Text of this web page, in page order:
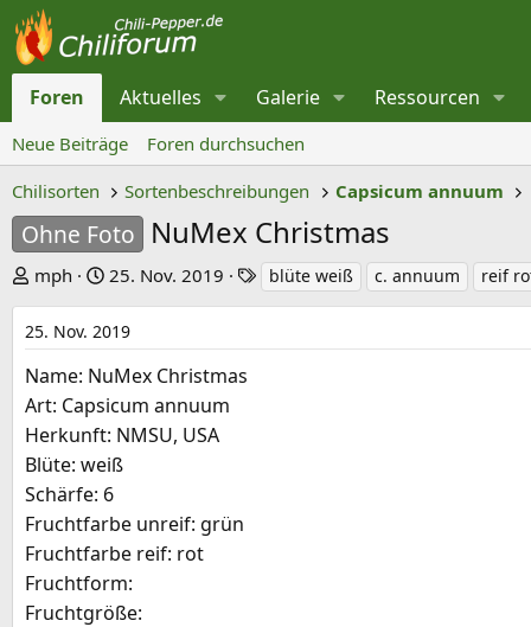
Foren Aktuelles Galerie Ressourcen
Neue Beiträge
Foren durchsuchen
Chilisorten
Sortenbeschreibungen Capsicum annuum
Ohne Foto NuMex Christmas
E
r
s
e
l
l
e
r
mph
E
r
s
e
l
l
t
a
m
25. Nov. 2019
c
blüte weiß c. annuum reif
25. Nov. 2019
Name: NuMex Christmas
Art: Capsicum annuum
Herkunft: NMSU, USA
Blüte: weiß
Schärfe: 6
Fruchtfarbe unreif: grün
Fruchtfarbe reif: rot
Fruchtform:
Fruchtgröße: